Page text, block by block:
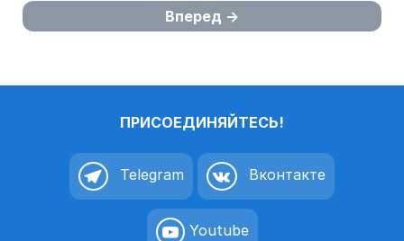
Вперед
ПРИСОЕДИНЯЙТЕСЬ!
Telegram Вконтакте
Youtube